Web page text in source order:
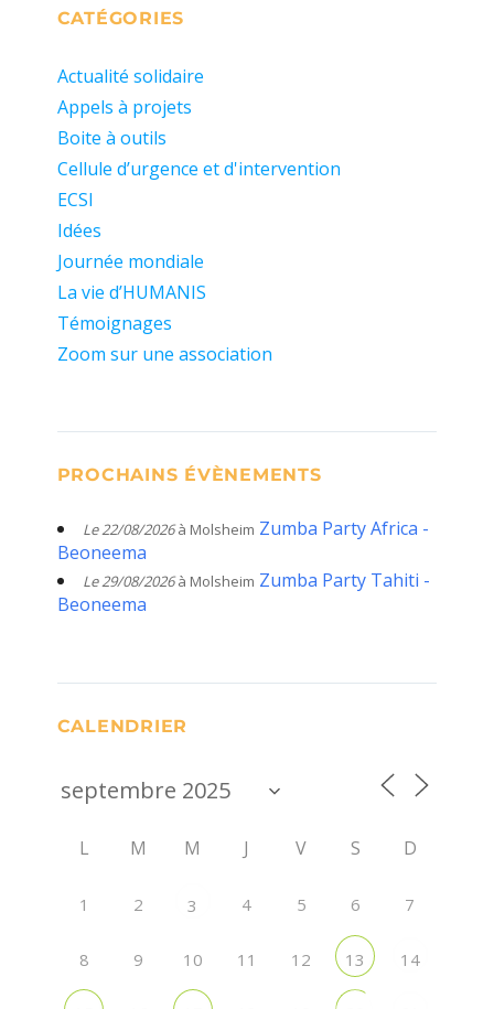
CATÉGORIES
Actualité solidaire
Appels à projets
Boite à outils
Cellule d’urgence et d'intervention
ECSI
Idées
Journée mondiale
La vie d’HUMANIS
Témoignages
Zoom sur une association
PROCHAINS ÉVÈNEMENTS
Le 22/08/2026à Molsheim Zumba Party Africa -
Beoneema
Le 29/08/2026à Molsheim Zumba Party Tahiti -
Beoneema
CALENDRIER
L M M J V S D
1 2 3 4 5 6 7
8 9 10 11 12 13 14